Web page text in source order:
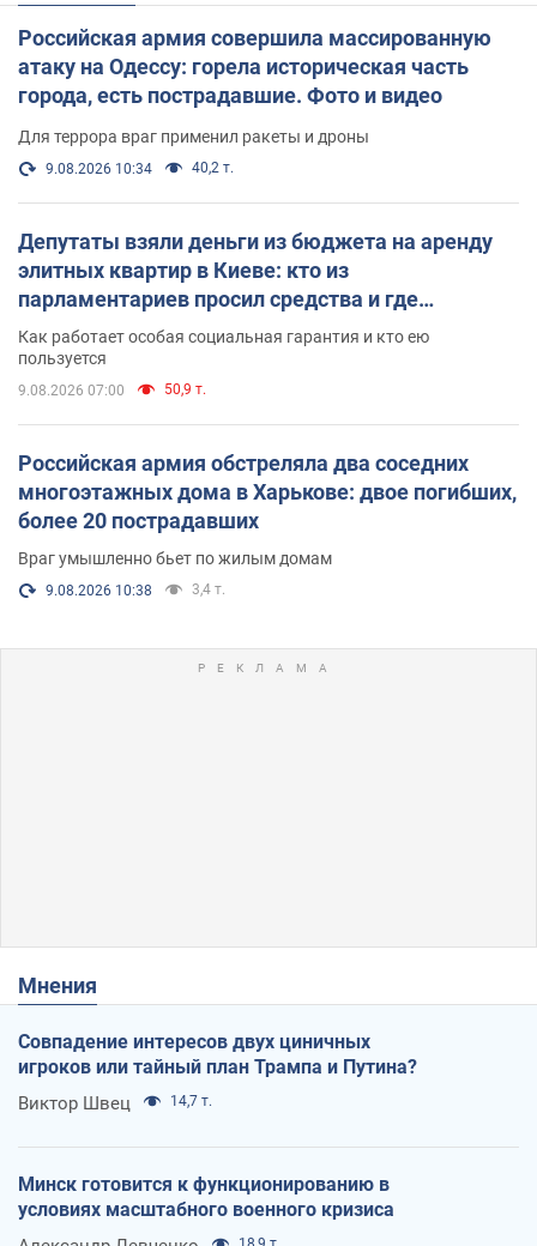
Российская армия совершила массированную
атаку на Одессу: горела историческая часть
города, есть пострадавшие. Фото и видео
Для террора враг применил ракеты и дроны
9.08.2026 10:34 40,2 т.
Депутаты взяли деньги из бюджета на аренду
элитных квартир в Киеве: кто из
парламентариев просил средства и где
поселился
Как работает особая социальная гарантия и кто ею
пользуется
9.08.2026 07:00 50,9 т.
Российская армия обстреляла два соседних
многоэтажных дома в Харькове: двое погибших,
более 20 пострадавших
Враг умышленно бьет по жилым домам
9.08.2026 10:38 3,4 т.
Мнения
Совпадение интересов двух циничных
игроков или тайный план Трампа и Путина?
Виктор Швец 14,7 т.
Минск готовится к функционированию в
условиях масштабного военного кризиса